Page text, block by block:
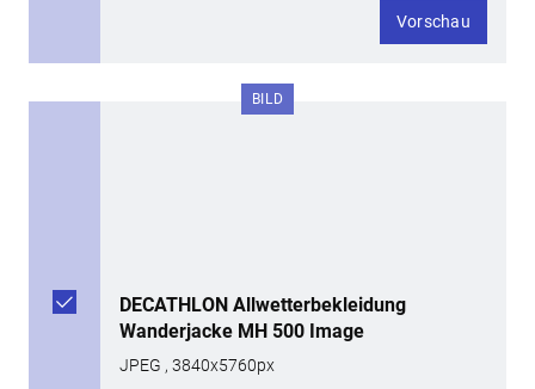
Vorschau
BILD
DECATHLON Allwetterbekleidung
Wanderjacke MH 500 Image
JPEG , 3840x5760px